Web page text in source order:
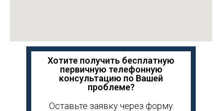
Хотите получить бесплатную
первичную телефонную
консультацию по Вашей
проблеме?
Оставьте заявку через форму